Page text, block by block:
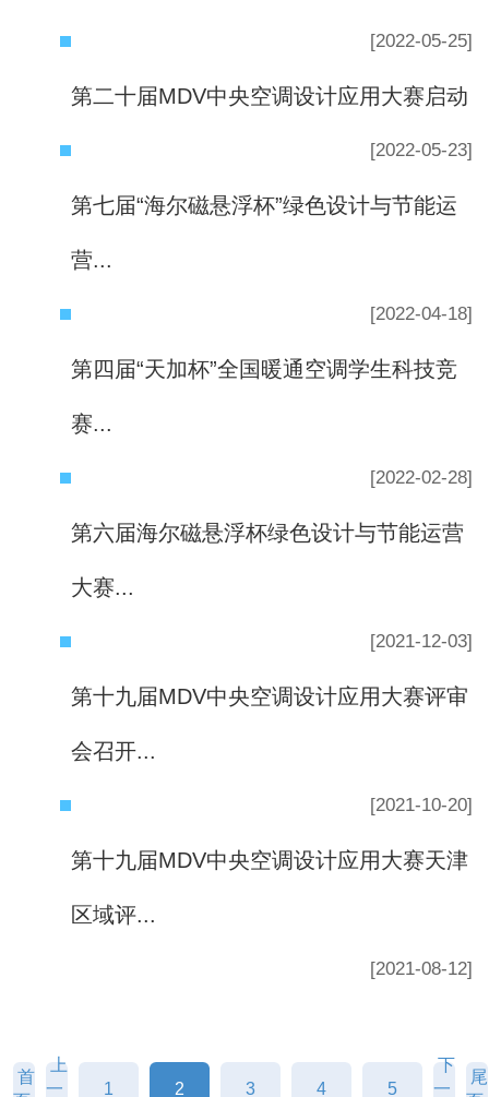
[2022-05-25]
第二十届MDV中央空调设计应用大赛启动
[2022-05-23]
第七届“海尔磁悬浮杯”绿色设计与节能运
营...
[2022-04-18]
第四届“天加杯”全国暖通空调学生科技竞
赛...
[2022-02-28]
第六届海尔磁悬浮杯绿色设计与节能运营
大赛...
[2021-12-03]
第十九届MDV中央空调设计应用大赛评审
会召开...
[2021-10-20]
第十九届MDV中央空调设计应用大赛天津
区域评...
[2021-08-12]
首
上
一
1 2 3 4 5
下
一
尾